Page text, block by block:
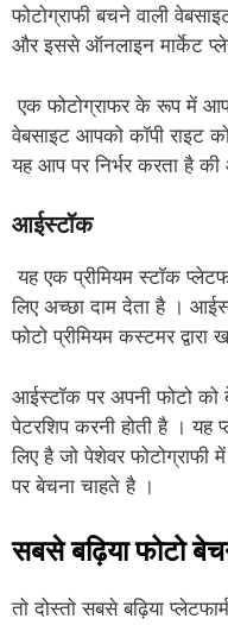
फोटोग्राफी बचने वाली
और इससे ऑनलाइन मार्केट
एक फोटोग्राफर के रूप में
वेबसाइट आपको कॉपी राइट
यह आप पर निर्भर करता है
आईस्टॉक
यह एक प्रीमियम स्टॉक
लिए अच्छा दाम देता है ।
फोटो प्रीमियम कस्टमर द्वारा
आईस्टॉक पर अपनी फोटो
पेटरशिप करनी होती है । यह
लिए है जो पेशेवर फोटोग्राफी
पर बेचना चाहते है ।
सबसे बढ़िया फोटो
तो दोस्तो सबसे बढ़िया